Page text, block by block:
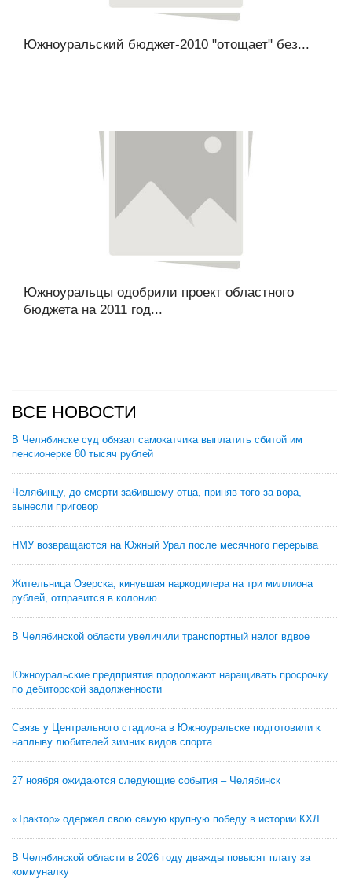
Южноуральский бюджет-2010 "отощает" без...
Южноуральцы одобрили проект областного
бюджета на 2011 год...
ВСЕ НОВОСТИ
В Челябинске суд обязал самокатчика выплатить сбитой им
пенсионерке 80 тысяч рублей
Челябинцу, до смерти забившему отца, приняв того за вора,
вынесли приговор
НМУ возвращаются на Южный Урал после месячного перерыва
Жительница Озерска, кинувшая наркодилера на три миллиона
рублей, отправится в колонию
В Челябинской области увеличили транспортный налог вдвое
Южноуральские предприятия продолжают наращивать просрочку
по дебиторской задолженности
Связь у Центрального стадиона в Южноуральске подготовили к
наплыву любителей зимних видов спорта
27 ноября ожидаются следующие события – Челябинск
«Трактор» одержал свою самую крупную победу в истории КХЛ
В Челябинской области в 2026 году дважды повысят плату за
коммуналку